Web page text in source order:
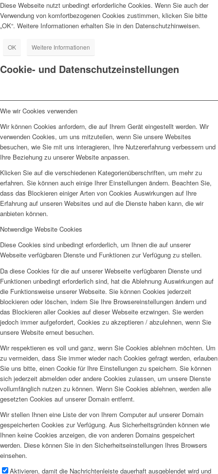
Diese Webseite nutzt unbedingt erforderliche Cookies. Wenn Sie auch der
Verwendung von komfortbezogenen Cookies zustimmen, klicken Sie bitte
„OK“. Weitere Informationen erhalten Sie in den Datenschutzhinweisen.
OK Weitere Informationen
Cookie- und Datenschutzeinstellungen
Wie wir Cookies verwenden
Wir können Cookies anfordern, die auf Ihrem Gerät eingestellt werden. Wir
verwenden Cookies, um uns mitzuteilen, wenn Sie unsere Websites
besuchen, wie Sie mit uns interagieren, Ihre Nutzererfahrung verbessern und
Ihre Beziehung zu unserer Website anpassen.
Klicken Sie auf die verschiedenen Kategorienüberschriften, um mehr zu
erfahren. Sie können auch einige Ihrer Einstellungen ändern. Beachten Sie,
dass das Blockieren einiger Arten von Cookies Auswirkungen auf Ihre
Erfahrung auf unseren Websites und auf die Dienste haben kann, die wir
anbieten können.
Notwendige Website Cookies
Diese Cookies sind unbedingt erforderlich, um Ihnen die auf unserer
Webseite verfügbaren Dienste und Funktionen zur Verfügung zu stellen.
Da diese Cookies für die auf unserer Webseite verfügbaren Dienste und
Funktionen unbedingt erforderlich sind, hat die Ablehnung Auswirkungen auf
die Funktionsweise unserer Webseite. Sie können Cookies jederzeit
blockieren oder löschen, indem Sie Ihre Browsereinstellungen ändern und
das Blockieren aller Cookies auf dieser Webseite erzwingen. Sie werden
jedoch immer aufgefordert, Cookies zu akzeptieren / abzulehnen, wenn Sie
unsere Website erneut besuchen.
Wir respektieren es voll und ganz, wenn Sie Cookies ablehnen möchten. Um
zu vermeiden, dass Sie immer wieder nach Cookies gefragt werden, erlauben
Sie uns bitte, einen Cookie für Ihre Einstellungen zu speichern. Sie können
sich jederzeit abmelden oder andere Cookies zulassen, um unsere Dienste
vollumfänglich nutzen zu können. Wenn Sie Cookies ablehnen, werden alle
gesetzten Cookies auf unserer Domain entfernt.
Wir stellen Ihnen eine Liste der von Ihrem Computer auf unserer Domain
gespeicherten Cookies zur Verfügung. Aus Sicherheitsgründen können wie
Ihnen keine Cookies anzeigen, die von anderen Domains gespeichert
werden. Diese können Sie in den Sicherheitseinstellungen Ihres Browsers
einsehen.
Aktivieren, damit die Nachrichtenleiste dauerhaft ausgeblendet wird und